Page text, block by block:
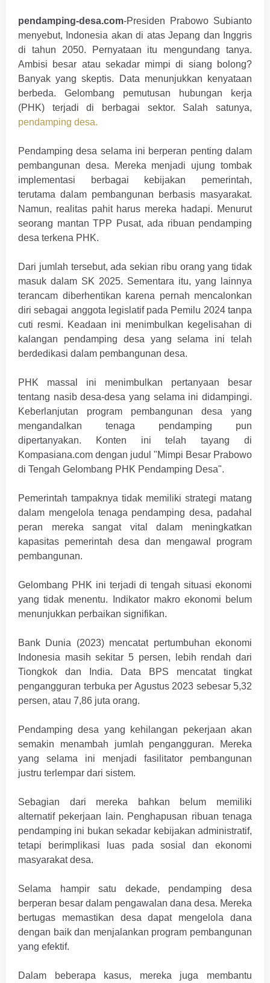
pendamping-desa.com-Presiden Prabowo Subianto
menyebut, Indonesia akan di atas Jepang dan Inggris
di tahun 2050. Pernyataan itu mengundang tanya.
Ambisi besar atau sekadar mimpi di siang bolong?
Banyak yang skeptis. Data menunjukkan kenyataan
berbeda. Gelombang pemutusan hubungan kerja
(PHK) terjadi di berbagai sektor. Salah satunya,
pendamping desa.
Pendamping desa selama ini berperan penting dalam
pembangunan desa. Mereka menjadi ujung tombak
implementasi berbagai kebijakan pemerintah,
terutama dalam pembangunan berbasis masyarakat.
Namun, realitas pahit harus mereka hadapi. Menurut
seorang mantan TPP Pusat, ada ribuan pendamping
desa terkena PHK.
Dari jumlah tersebut, ada sekian ribu orang yang tidak
masuk dalam SK 2025. Sementara itu, yang lainnya
terancam diberhentikan karena pernah mencalonkan
diri sebagai anggota legislatif pada Pemilu 2024 tanpa
cuti resmi. Keadaan ini menimbulkan kegelisahan di
kalangan pendamping desa yang selama ini telah
berdedikasi dalam pembangunan desa.
PHK massal ini menimbulkan pertanyaan besar
tentang nasib desa-desa yang selama ini didampingi.
Keberlanjutan program pembangunan desa yang
mengandalkan tenaga pendamping pun
dipertanyakan. Konten ini telah tayang di
Kompasiana.com dengan judul "Mimpi Besar Prabowo
di Tengah Gelombang PHK Pendamping Desa".
Pemerintah tampaknya tidak memiliki strategi matang
dalam mengelola tenaga pendamping desa, padahal
peran mereka sangat vital dalam meningkatkan
kapasitas pemerintah desa dan mengawal program
pembangunan.
Gelombang PHK ini terjadi di tengah situasi ekonomi
yang tidak menentu. Indikator makro ekonomi belum
menunjukkan perbaikan signifikan.
Bank Dunia (2023) mencatat pertumbuhan ekonomi
Indonesia masih sekitar 5 persen, lebih rendah dari
Tiongkok dan India. Data BPS mencatat tingkat
pengangguran terbuka per Agustus 2023 sebesar 5,32
persen, atau 7,86 juta orang.
Pendamping desa yang kehilangan pekerjaan akan
semakin menambah jumlah pengangguran. Mereka
yang selama ini menjadi fasilitator pembangunan
justru terlempar dari sistem.
Sebagian dari mereka bahkan belum memiliki
alternatif pekerjaan lain. Penghapusan ribuan tenaga
pendamping ini bukan sekadar kebijakan administratif,
tetapi berimplikasi luas pada sosial dan ekonomi
masyarakat desa.
Selama hampir satu dekade, pendamping desa
berperan besar dalam pengawalan dana desa. Mereka
bertugas memastikan desa dapat mengelola dana
dengan baik dan menjalankan program pembangunan
yang efektif.
Dalam beberapa kasus, mereka juga membantu